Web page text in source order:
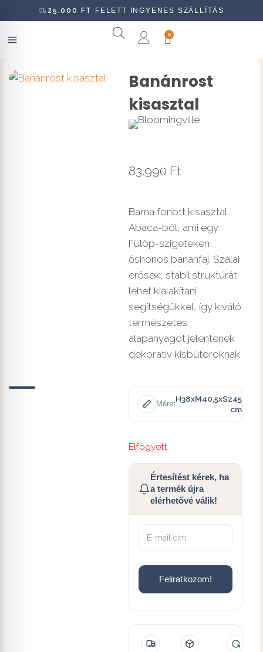
25.000 FT FELETT INGYENES SZÁLLÍTÁS
0
Banánrost
kisasztal
83.990 Ft
Barna fonott kisasztal
Abaca-ból, ami egy
Fülöp-szigeteken
őshonos banánfaj. Szálai
erősek, stabil struktúrát
lehet kialakítani
segítségükkel, így kiváló
természetes
alapanyagot jelentenek
dekoratív kisbútoroknak.
Méret
H38xM40,5xSz45
cm
Elfogyott
Értesítést kérek, ha
a termék újra
elérhetővé válik!
Feliratkozom!